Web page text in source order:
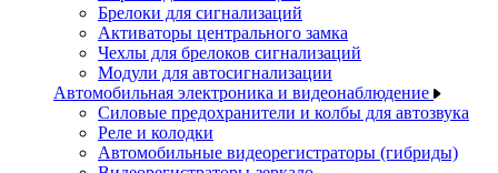
Брелоки для сигнализаций
Активаторы центрального замка
Чехлы для брелоков сигнализаций
Модули для автосигнализации
Автомобильная электроника и видеонаблюдение
Силовые предохранители и колбы для автозвука
Реле и колодки
Автомобильные видеорегистраторы (гибриды)